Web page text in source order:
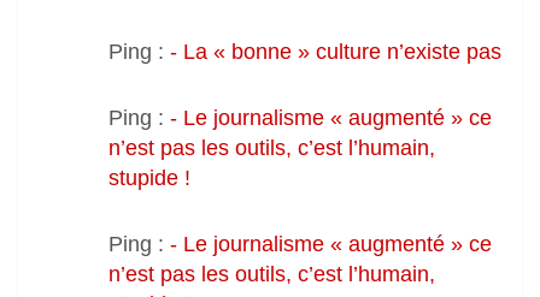
Ping : - La « bonne » culture n’existe pas
Ping : - Le journalisme « augmenté » ce
n’est pas les outils, c’est l’humain,
stupide !
Ping : - Le journalisme « augmenté » ce
n’est pas les outils, c’est l’humain,